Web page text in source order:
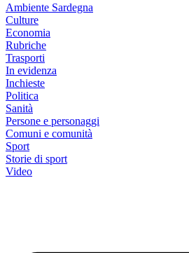
Ambiente Sardegna
Culture
Economia
Rubriche
Trasporti
In evidenza
Inchieste
Politica
Sanità
Persone e personaggi
Comuni e comunità
Sport
Storie di sport
Video